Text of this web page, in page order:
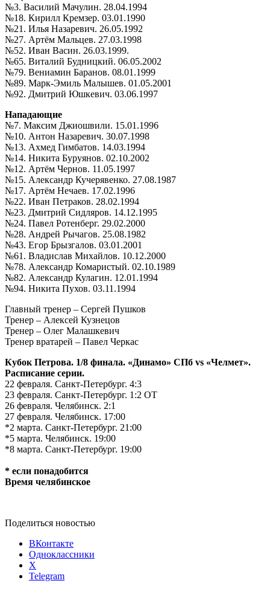
№3. Василий Мачулин. 28.04.1994
№18. Кирилл Кремзер. 03.01.1990
№21. Илья Назаревич. 26.05.1992
№27. Артём Мальцев. 27.03.1998
№52. Иван Васин. 26.03.1999.
№65. Виталий Будницкий. 06.05.2002
№79. Вениамин Баранов. 08.01.1999
№89. Марк-Эмиль Малышев. 01.05.2001
№92. Дмитрий Юшкевич. 03.06.1997
Нападающие
№7. Максим Джиошвили. 15.01.1996
№10. Антон Назаревич. 30.07.1998
№13. Ахмед Гимбатов. 14.03.1994
№14. Никита Буруянов. 02.10.2002
№12. Артём Чернов. 11.05.1997
№15. Александр Кучерявенко. 27.08.1987
№17. Артём Нечаев. 17.02.1996
№22. Иван Петраков. 28.02.1994
№23. Дмитрий Сидляров. 14.12.1995
№24. Павел Ротенберг. 29.02.2000
№28. Андрей Рычагов. 25.08.1982
№43. Егор Брызгалов. 03.01.2001
№61. Владислав Михайлов. 10.12.2000
№78. Александр Комаристый. 02.10.1989
№82. Александр Кулагин. 12.01.1994
№94. Никита Пухов. 03.11.1994
Главный тренер – Сергей Пушков
Тренер – Алексей Кузнецов
Тренер – Олег Малашкевич
Тренер вратарей – Павел Черкас
Кубок Петрова. 1/8 финала. «Динамо» СПб vs «Челмет».
Расписание серии.
22 февраля. Санкт-Петербург. 4:3
23 февраля. Санкт-Петербург. 1:2 ОТ
26 февраля. Челябинск. 2:1
27 февраля. Челябинск. 17:00
*2 марта. Санкт-Петербург. 21:00
*5 марта. Челябинск. 19:00
*8 марта. Санкт-Петербург. 19:00
* если понадобится
Время челябинское
Поделиться новостью
ВКонтакте
Одноклассники
X
Telegram